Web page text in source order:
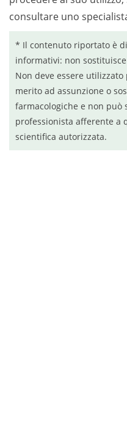
consultare uno
* Il contenuto riportato è
informativi: non
Non deve essere
merito ad assunzione o
farmacologiche e non
professionista afferente a
scientifica autorizzata.